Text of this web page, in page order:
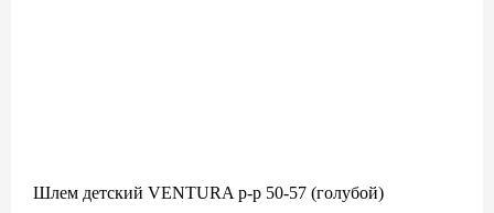
Шлем детский VENTURA р-р 50-57 (голубой)